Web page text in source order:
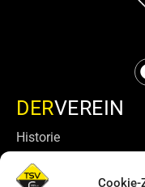
Cookie-
DERVEREIN
Historie
Mitglied werden